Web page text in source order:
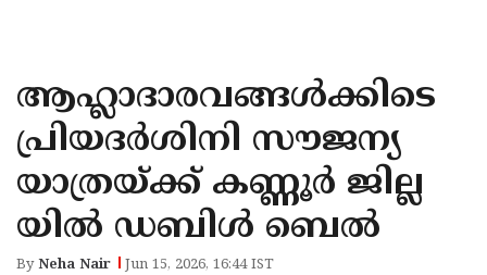
KANNUR
KASARAGOD
ആഹ്ലാദാരവങ്ങൾക്കിടെ
പ്രിയദർശിനി സൗജന്യ
യാത്രയ്ക്ക് കണ്ണൂർ ജില്ല
യിൽ ഡബിൾ ബെൽ
ByNeha Nair Jun 15, 2026, 16:44 IST